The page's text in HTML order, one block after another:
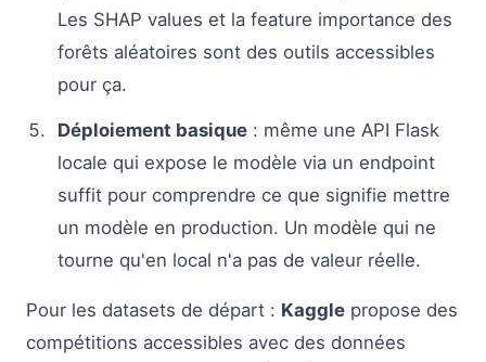
Les SHAP values et la feature importance des
forêts aléatoires sont des outils accessibles
pour ça.
Déploiement basique: même une API Flask
locale qui expose le modèle via un endpoint
suffit pour comprendre ce que signifie mettre
un modèle en production. Un modèle qui ne
tourne qu'en local n'a pas de valeur réelle.
Pour les datasets de départ : Kaggle propose des
compétitions accessibles avec des données